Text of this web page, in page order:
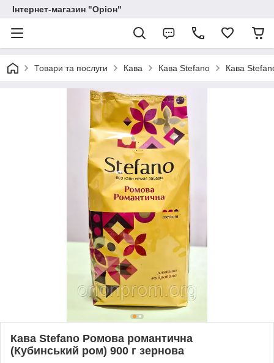
Інтернет-магазин "Оріон"
Товари та послуги Кава Кава Stefano Кава
Кава Stefano Ромова романтична
(Кубинський ром) 900 г зернова